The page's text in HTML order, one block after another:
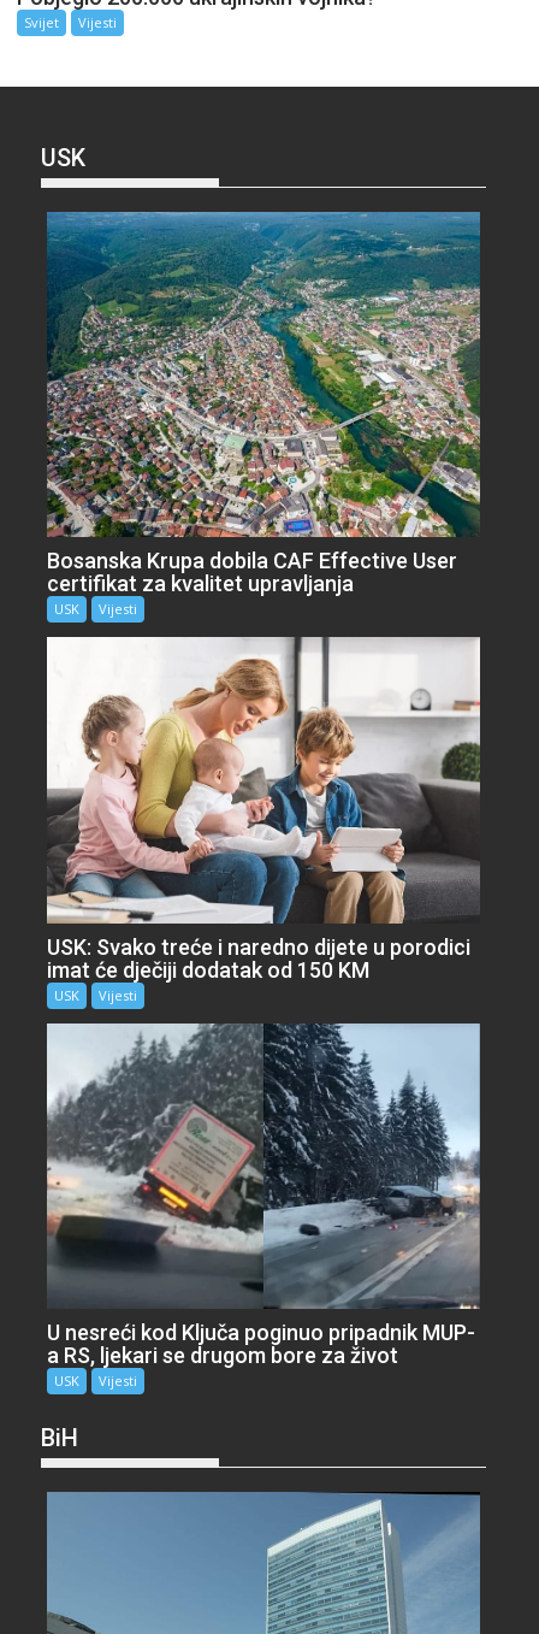
Svijet Vijesti
USK
Bosanska Krupa dobila CAF Effective User
certifikat za kvalitet upravljanja
USK Vijesti
USK: Svako treće i naredno dijete u porodici
imat će dječiji dodatak od 150 KM
USK Vijesti
U nesreći kod Ključa poginuo pripadnik MUP-
a RS, ljekari se drugom bore za život
USK Vijesti
BiH